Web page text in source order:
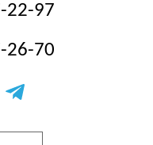
22-97
26-70